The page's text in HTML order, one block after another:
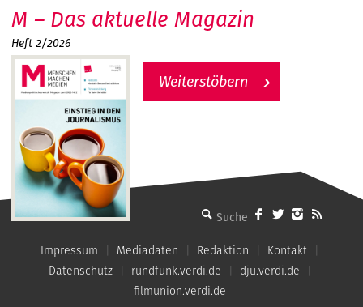
MMM - Menschen machen Medien
M – Das aktuelle Magazin
Heft 2/2026
Weiterstöbern
Impressum Mediadaten Redaktion
Kontakt
Datenschutz
rundfunk.verdi.de
dju.verdi.de
filmunion.verdi.de